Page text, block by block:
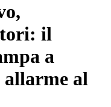
il
a
allarme al